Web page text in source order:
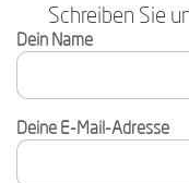
Schreiben Sie
Dein Name
Deine E-Mail-Adresse